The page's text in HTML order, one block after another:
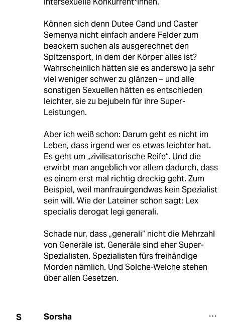
Können sich denn Dutee Cand und Caster
Semenya nicht einfach andere Felder zum
beackern suchen als ausgerechnet den
Spitzensport, in dem der Körper alles ist?
Wahrscheinlich hätten sie es anderswo ja sehr
viel weniger schwer zu glänzen – und alle
sonstigen Sexuellen hätten es entschieden
leichter, sie zu bejubeln für ihre Super-
Leistungen.
Aber ich weiß schon: Darum geht es nicht im
Leben, dass irgend wer es etwas leichter hat.
Es geht um „zivilisatorische Reife“. Und die
erwirbt man angeblich vor allem dadurch, dass
es einem erst mal richtig dreckig geht. Zum
Beispiel, weil manfrauirgendwas kein Spezialist
sein will. Wie der Lateiner schon sagt: Lex
specialis derogat legi generali.
Schade nur, dass „generali“ nicht die Mehrzahl
von Generäle ist. Generäle sind eher Super-
Spezialisten. Spezialisten fürs freihändige
Morden nämlich. Und Solche-Welche stehen
über allen Gesetzen.
S Sorsha